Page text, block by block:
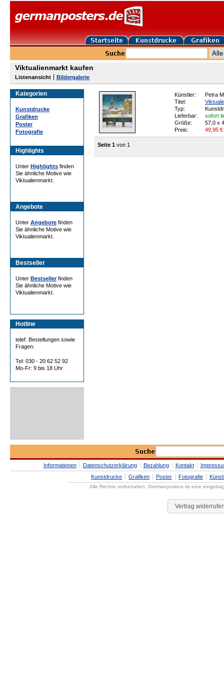
Viktualienmarkt kaufen
Listenansicht Bildergalerie
Kategorien
Kunstdrucke
Grafiken
Poster
Fotografie
Highlights
Unter Highlights finden
Sie ähnliche Motive wie
Viktualienmarkt.
Angebote
Unter Angebote finden
Sie ähnliche Motive wie
Viktualienmarkt.
Bestseller
Unter Bestsellerfinden
Sie ähnliche Motive wie
Viktualienmarkt.
Hotline
telef. Bestellungen sowie
Fragen:
Tel: 030 - 20 62 52 92
Mo-Fr: 9 bis 18 Uhr
Künstler:
Petra
Titel:
Typ:
Lieferbar:
sofort
Größe:
57,0 x
Preis:
49,95 €
Seite 1 von 1
Informationen Datenschutzerklärung Bezahlung Kontakt
Kunstdrucke
Grafiken Poster Fotografie
Alle Rechte vorbehalten. Germanposters ist eine
Vertrag